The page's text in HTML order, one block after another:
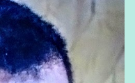
promover o Brasil no
empresas ou
Cristiano Zanin Martins